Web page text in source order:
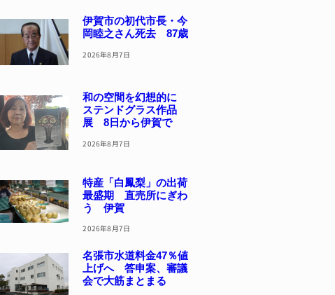
伊賀市の初代市長・今
岡睦之さん死去 87歳
2026年8月7日
和の空間を幻想的に
ステンドグラス作品
展 8日から伊賀で
2026年8月7日
特産「白鳳梨」の出荷
最盛期 直売所にぎわ
う 伊賀
2026年8月7日
名張市水道料金47％値
上げへ 答申案、審議
会で大筋まとまる